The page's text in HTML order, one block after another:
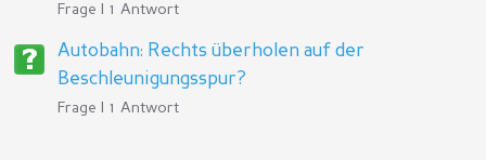
Frage | 1 Antwort
Autobahn: Rechts überholen auf der
Beschleunigungsspur?
Frage | 1 Antwort